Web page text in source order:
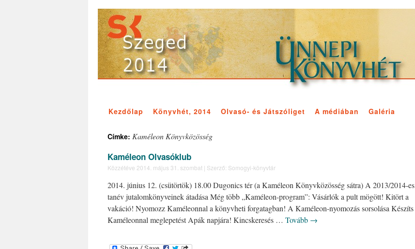
Kezdőlap Könyvhét, 2014 Olvasó- és Játszóliget A médiában Galéria
Címke: Kaméleon Könyvközösség
Kaméleon Olvasóklub
Közzétéve 2014. május 31. szombat | Szerző: Somogyi-könyvtár
2014. június 12. (csütörtök) 18.00 Dugonics tér (a Kaméleon Könyvközösség sátra) A 2013/2014-es
tanév jutalomkönyveinek átadása Még több „Kaméleon-program”: Vásárlók a pult mögött! Kitört a
vakáció! Nyomozz Kaméleonnal a könyvheti forgatagban! A Kaméleon-nyomozás sorsolása Készíts
Kaméleonnal meglepetést Apák napjára! Kincskeresés … Tovább →